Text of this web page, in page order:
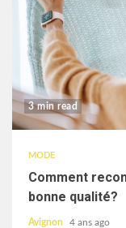
3 min read
MODE
Comment
bonne qualité?
Avignon 4 ans ago